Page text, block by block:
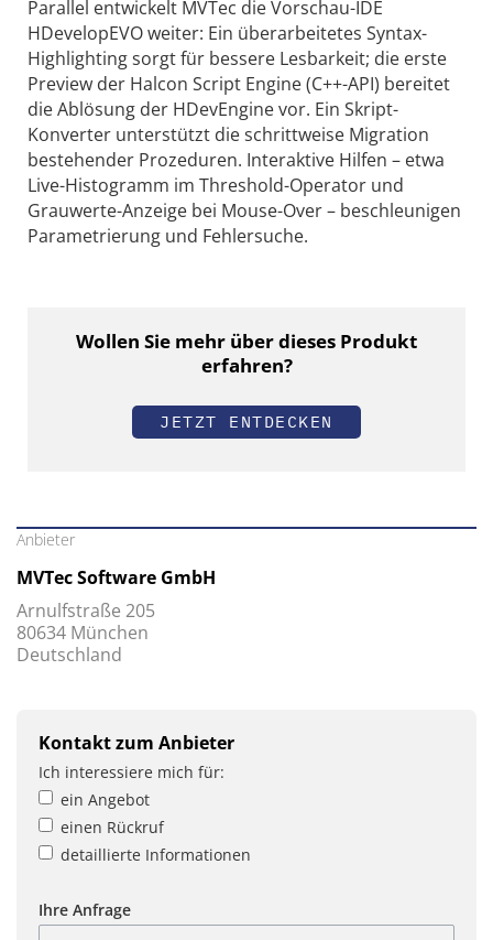
Parallel entwickelt MVTec die Vorschau-IDE
HDevelopEVO weiter: Ein überarbeitetes Syntax-
Highlighting sorgt für bessere Lesbarkeit; die erste
Preview der Halcon Script Engine (C++-API) bereitet
die Ablösung der HDevEngine vor. Ein Skript-
Konverter unterstützt die schrittweise Migration
bestehender Prozeduren. Interaktive Hilfen – etwa
Live-Histogramm im Threshold-Operator und
Grauwerte-Anzeige bei Mouse-Over – beschleunigen
Parametrierung und Fehlersuche.
Wollen Sie mehr über dieses Produkt
erfahren?
JETZT ENTDECKEN
Anbieter
MVTec Software GmbH
Arnulfstraße 205
80634 München
Deutschland
Kontakt zum Anbieter
Ich interessiere mich für:
ein Angebot
einen Rückruf
detaillierte Informationen
Ihre Anfrage